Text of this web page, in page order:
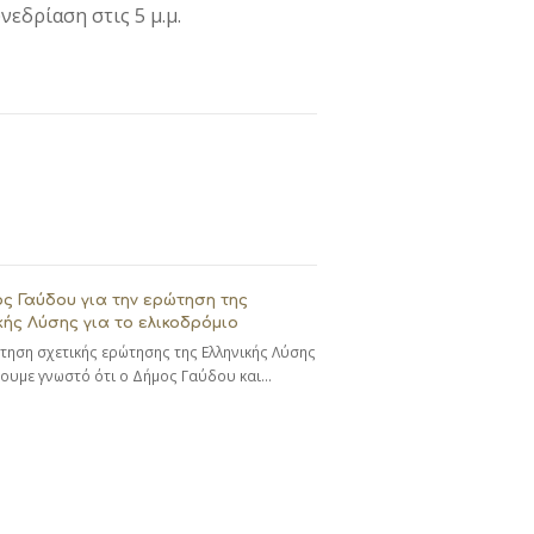
στις 5 μ.μ.
Γαύδου για την ερώτηση της
Λύσης για το ελικοδρόμιο
σχετικής ερώτησης της Ελληνικής Λύσης
γνωστό ότι ο Δήμος Γαύδου και…